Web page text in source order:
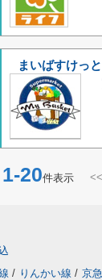
まいばすけっ
20件表示
/ りんかい線 / 京